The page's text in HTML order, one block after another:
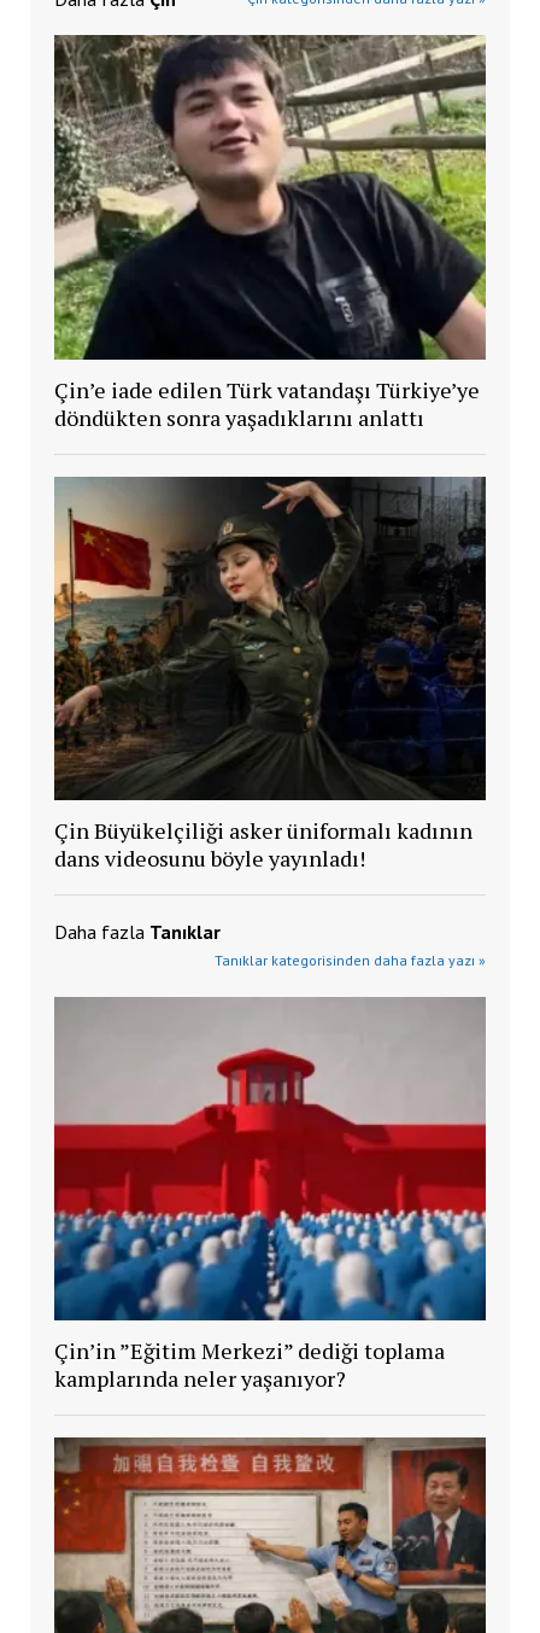
Çin’e iade edilen Türk vatandaşı Türkiye’ye
döndükten sonra yaşadıklarını anlattı
Çin Büyükelçiliği asker üniformalı kadının
dans videosunu böyle yayınladı!
Daha fazla Tanıklar
Tanıklar kategorisinden daha fazla yazı »
Çin’in ”Eğitim Merkezi” dediği toplama
kamplarında neler yaşanıyor?